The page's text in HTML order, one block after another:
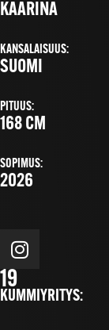
KAARINA
KANSALAISUUS:
SUOMI
PITUUS:
168 CM
SOPIMUS:
2026
19
KUMMIYRITYS: